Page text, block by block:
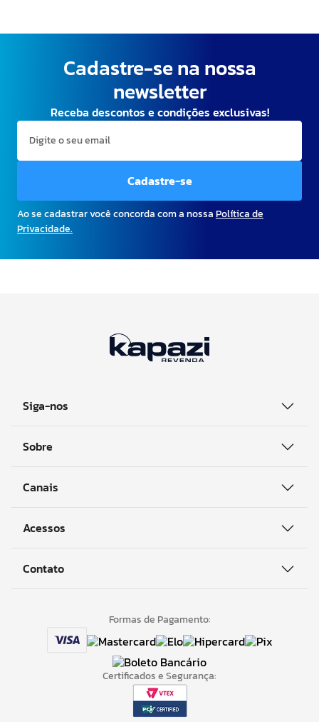
Cadastre-se na nossa
newsletter
Receba descontos e condições exclusivas!
Cadastre-se
Ao se cadastrar você concorda com a nossaPolítica de
Privacidade.
Siga-nos
Sobre
Canais
Acessos
Contato
Formas de Pagamento:
Certificados e Segurança: